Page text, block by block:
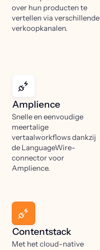
over hun producten te
vertellen via verschillende
verkoopkanalen.
Amplience
Snelle en eenvoudige
meertalige
vertaalworkflows dankzij
de LanguageWire-
connector voor
Amplience.
Contentstack
Met het cloud-native